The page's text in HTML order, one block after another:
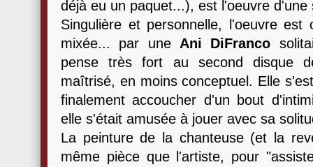
déjà eu un paquet...), est l'oeuvre d'une
Singulière et personnelle, l'oeuvre est
mixée... par une Ani DiFranco
pense très fort au second disque
maîtrisé, en moins conceptuel. Elle
finalement accoucher d'un bout
elle s'était amusée à jouer avec sa
La peinture de la chanteuse (et la
même pièce que l'artiste, pour